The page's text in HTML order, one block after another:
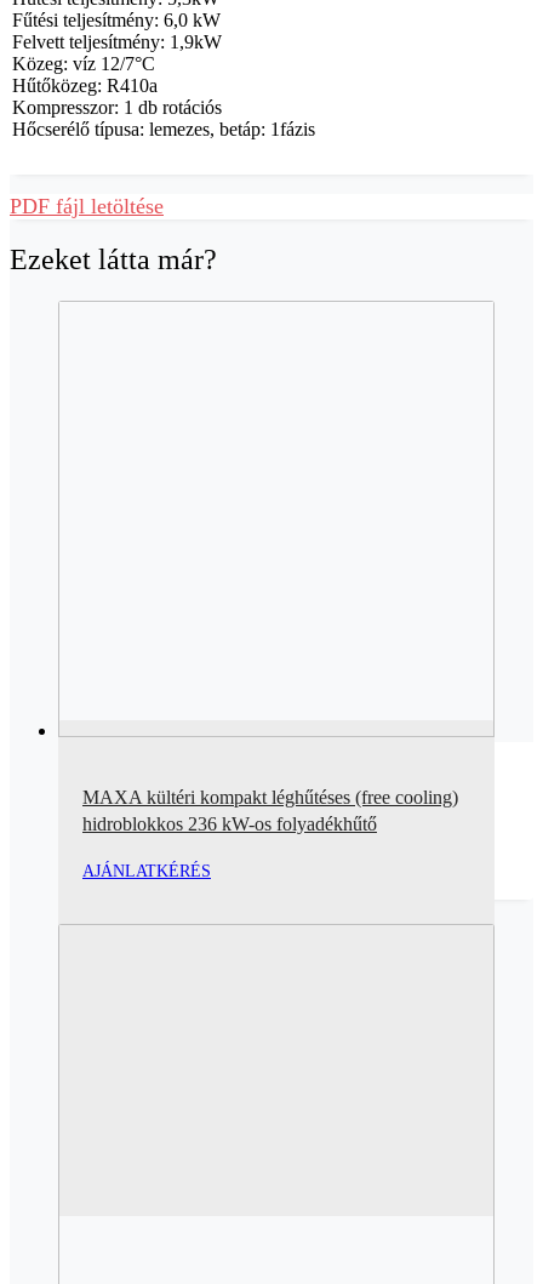
Fűtési teljesítmény: 6,0 kW
Felvett teljesítmény: 1,9kW
Közeg: víz 12/7°C
Hűtőközeg: R410a
Kompresszor: 1 db rotációs
Hőcserélő típusa: lemezes, betáp: 1fázis
PDF fájl letöltése
Ezeket látta már?
MAXA kültéri kompakt léghűtéses (free cooling)
hidroblokkos 236 kW-os folyadékhűtő
AJÁNLATKÉRÉS